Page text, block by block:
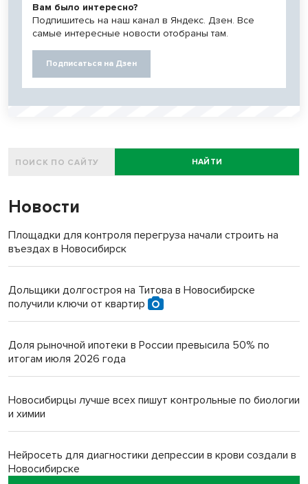
Вам было интересно?
Подпишитесь на наш канал в Яндекс. Дзен. Все
самые интересные новости отобраны там.
Подписаться на Дзен
НАЙТИ
Новости
Площадки для контроля перегруза начали строить на
въездах в Новосибирск
Дольщики долгостроя на Титова в Новосибирске
получили ключи от квартир
Доля рыночной ипотеки в России превысила 50% по
итогам июля 2026 года
Новосибирцы лучше всех пишут контрольные по биологии
и химии
Нейросеть для диагностики депрессии в крови создали в
Новосибирске